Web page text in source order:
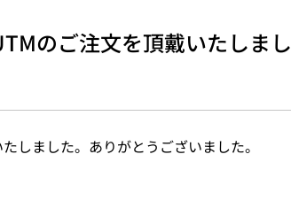
のご注文を頂戴いたしまし
しました。ありがとうございました。